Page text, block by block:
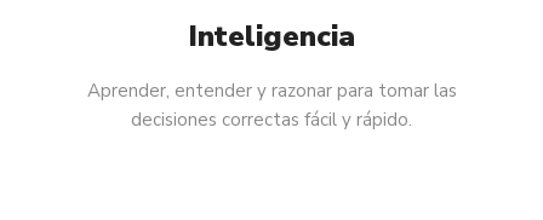
Inteligencia
Aprender, entender y razonar para tomar las
decisiones correctas fácil y rápido.